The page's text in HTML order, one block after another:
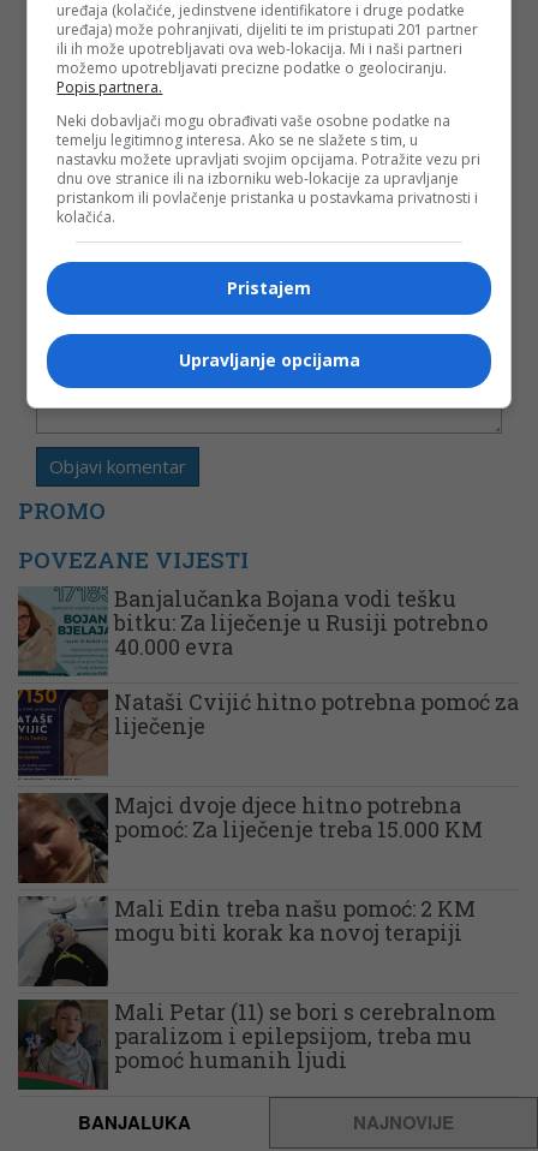
Vaša e-mail adresa neće biti objavljena. Sva polja su
obavezna!
Ime*
Email*
Komentar
PROMO
POVEZANE VIJESTI
Banjalučanka Bojana vodi tešku
bitku: Za liječenje u Rusiji potrebno
40.000 evra
Nataši Cvijić hitno potrebna pomoć za
liječenje
Majci dvoje djece hitno potrebna
pomoć: Za liječenje treba 15.000 KM
Mali Edin treba našu pomoć: 2 KM
mogu biti korak ka novoj terapiji
Mali Petar (11) se bori s cerebralnom
paralizom i epilepsijom, treba mu
pomoć humanih ljudi
BANJALUKA NAJNOVIJE
uređaja (kolačiće, jedinstvene identifikatore i druge podatke
uređaja) može pohranjivati, dijeliti te im pristupati 201 partner
ili ih može upotrebljavati ova web-lokacija. Mi i naši partneri
možemo upotrebljavati precizne podatke o geolociranju.
Popis partnera.
Neki dobavljači mogu obrađivati vaše osobne podatke na
temelju legitimnog interesa. Ako se ne slažete s tim, u
nastavku možete upravljati svojim opcijama. Potražite vezu pri
dnu ove stranice ili na izborniku web-lokacije za upravljanje
pristankom ili povlačenje pristanka u postavkama privatnosti i
kolačića.
Pristajem
Upravljanje opcijama